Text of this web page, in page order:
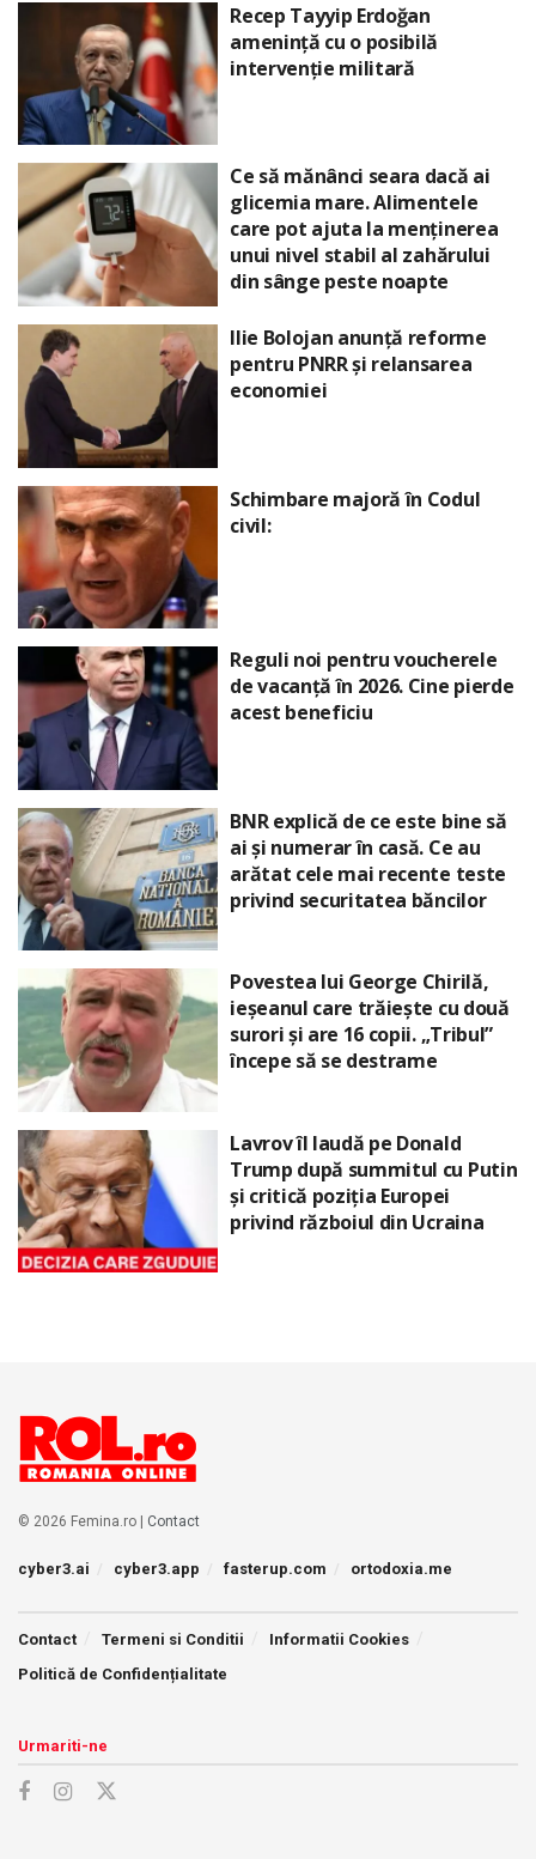
Recep Tayyip Erdoğan
amenință cu o posibilă
intervenție militară
Ce să mănânci seara dacă ai
glicemia mare. Alimentele
care pot ajuta la menținerea
unui nivel stabil al zahărului
din sânge peste noapte
Ilie Bolojan anunță reforme
pentru PNRR și relansarea
economiei
Schimbare majoră în Codul
civil:
Reguli noi pentru voucherele
de vacanță în 2026. Cine pierde
acest beneficiu
BNR explică de ce este bine să
ai și numerar în casă. Ce au
arătat cele mai recente teste
privind securitatea băncilor
Povestea lui George Chirilă,
ieșeanul care trăiește cu două
surori și are 16 copii. „Tribul”
începe să se destrame
Lavrov îl laudă pe Donald
Trump după summitul cu Putin
și critică poziția Europei
privind războiul din Ucraina
© 2026 Femina.ro | Contact
cyber3.ai cyber3.app fasterup.com ortodoxia.me
Contact Termeni si Conditii
Informatii Cookies
Politică de Confidențialitate
Urmariti-ne